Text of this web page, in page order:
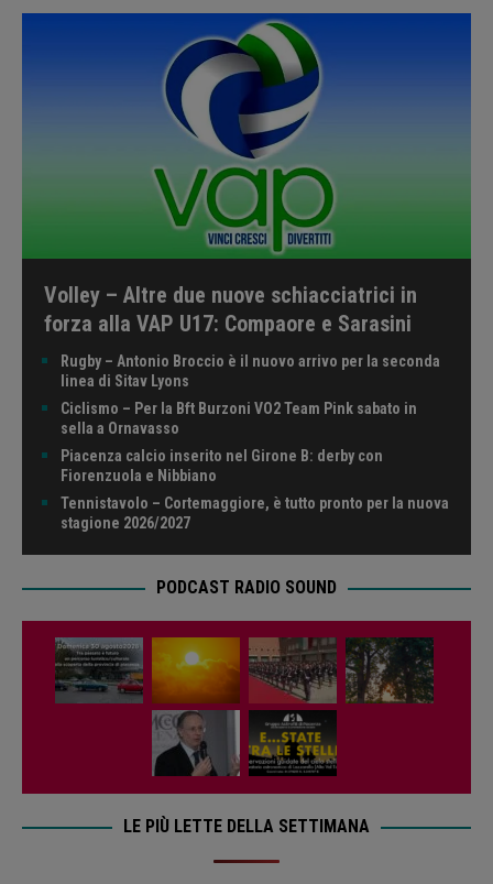
Volley – Altre due nuove schiacciatrici in
forza alla VAP U17: Compaore e Sarasini
Rugby – Antonio Broccio è il nuovo arrivo per la seconda
linea di Sitav Lyons
Ciclismo – Per la Bft Burzoni VO2 Team Pink sabato in
sella a Ornavasso
Piacenza calcio inserito nel Girone B: derby con
Fiorenzuola e Nibbiano
Tennistavolo – Cortemaggiore, è tutto pronto per la nuova
stagione 2026/2027
PODCAST RADIO SOUND
LE PIÙ LETTE DELLA SETTIMANA